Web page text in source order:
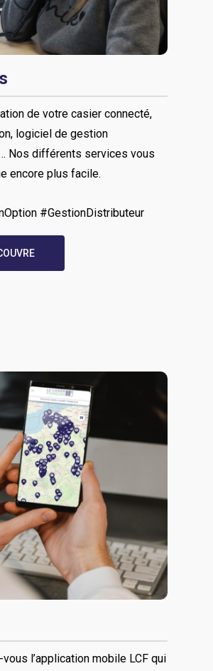
de votre casier connecté,
logiciel de gestion
Nos différents services vous
encore plus facile.
#GestionDistributeur
l’application mobile LCF qui